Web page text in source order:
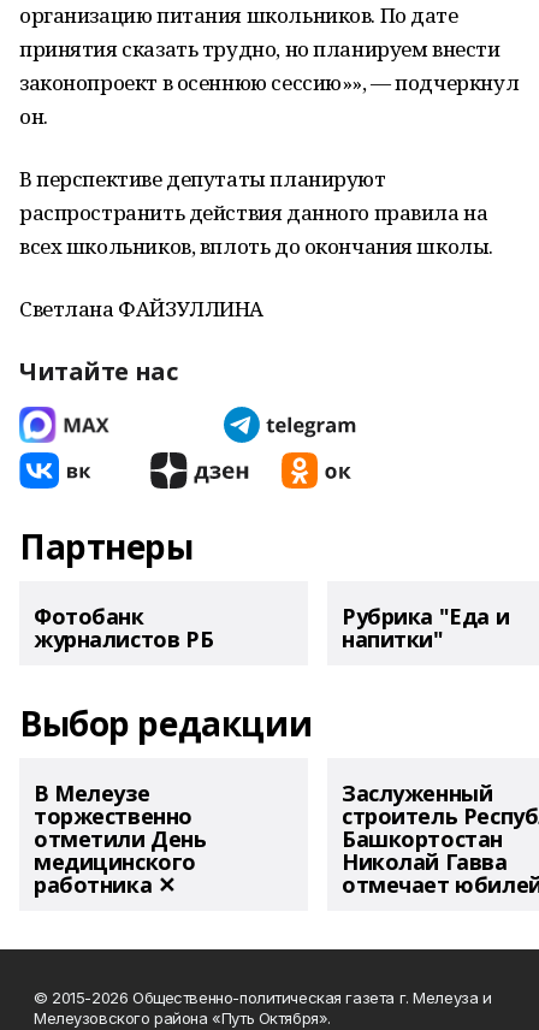
организацию питания школьников. По дате
принятия сказать трудно, но планируем внести
законопроект в осеннюю сессию»», — подчеркнул
он.
В перспективе депутаты планируют
распространить действия данного правила на
всех школьников, вплоть до окончания школы.
Светлана ФАЙЗУЛЛИНА
Читайте нас
Партнеры
Фотобанк
журналистов РБ
Рубрика "Еда и
напитки"
Выбор редакции
В Мелеузе
торжественно
отметили День
медицинского
работника ✕
Заслуженный
строитель
Башкортостан
Николай Гавва
отмечает
© 2015-2026 Общественно-политическая газета г. Мелеуза и
Мелеузовского района «Путь Октября».